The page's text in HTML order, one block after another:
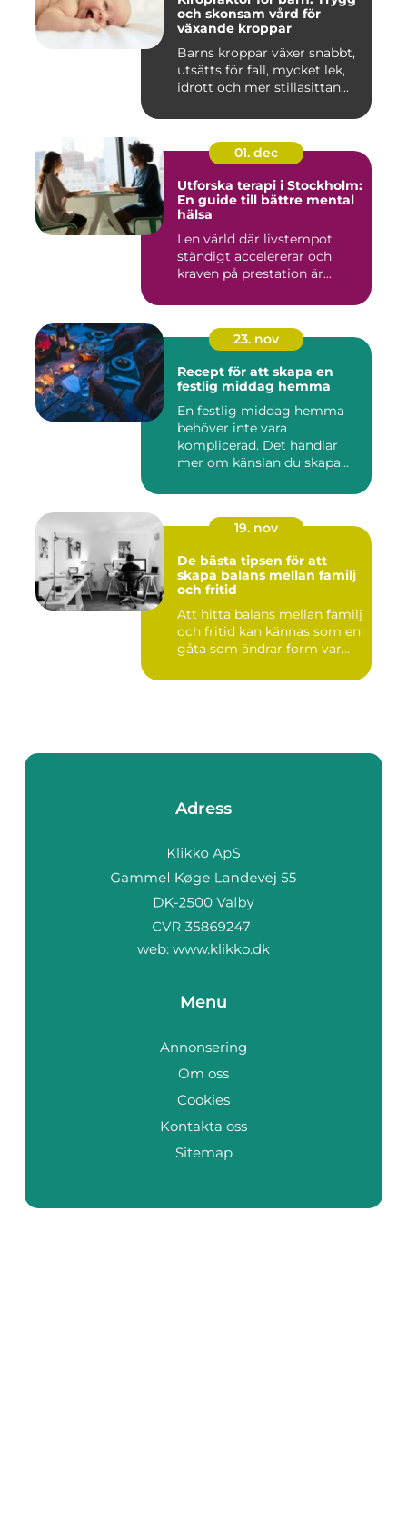
och skonsam vård för
växande kroppar
Barns kroppar växer snabbt,
utsätts för fall, mycket lek,
idrott och mer stillasittan...
01. dec
Utforska terapi i Stockholm:
En guide till bättre mental
hälsa
I en värld där livstempot
ständigt accelererar och
kraven på prestation är...
23. nov
Recept för att skapa en
festlig middag hemma
En festlig middag hemma
behöver inte vara
komplicerad. Det handlar
mer om känslan du skapa...
19. nov
De bästa tipsen för att
skapa balans mellan familj
och fritid
Att hitta balans mellan familj
och fritid kan kännas som en
gåta som ändrar form var...
Adress
web: www.klikko.dk
Menu
Annonsering
Om oss
Cookies
Kontakta oss
Sitemap